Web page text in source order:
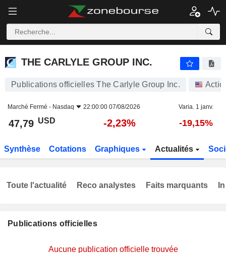
THE CARLYLE GROUP INC.
THE CARLYLE GROUP INC.
Publications officielles The Carlyle Group Inc.
Marché Fermé - Nasdaq 22:00:00 07/08/2026 Varia. 1 janv.
47,79 USD -2,23% -19,15%
Synthèse Cotations Graphiques Actualités
Publications officielles
Aucune publication officielle trouvée
Toute l'actualité Reco analystes Faits marquants